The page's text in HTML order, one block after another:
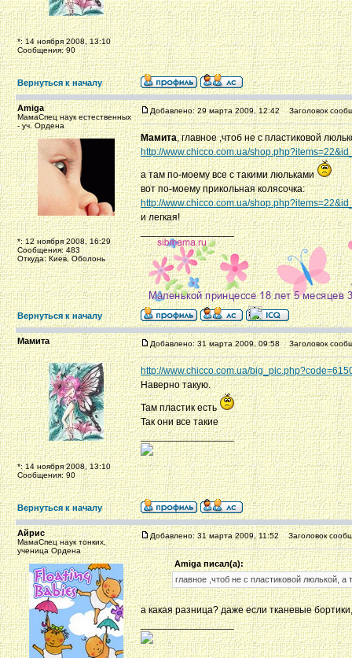
*: 14 ноября 2008, 13:10
Сообщения: 90
Вернуться к началу
Amiga
МамаСпец наук естественных
- уч. Ордена
*: 12 ноября 2008, 16:29
Сообщения: 483
Откуда: Киев, Оболонь
Добавлено: 29 марта 2009, 12:42 Заголовок
Мамита, главное ,чтоб не с пластиковой
http://www.chicco.com.ua/
а там по-моему все с такими люльками
вот по-моему прикольная колясочка:
http://www.chicco.com.ua/
и легкая!
_________________
Вернуться к началу
Мамита
*: 14 ноября 2008, 13:10
Сообщения: 90
Добавлено: 31 марта 2009, 09:58 Заголовок
http://www.chicco.com.ua/
Наверно такую.
Там пластик есть
Так они все такие
_________________
Вернуться к началу
Айрис
МамаСпец наук тонких,
ученица Ордена
Добавлено: 31 марта 2009, 11:52 Заголовок
Amiga писал(а):
главное ,чтоб не с пластиковой люлькой, а
а какая разница? даже если тканевые
_________________